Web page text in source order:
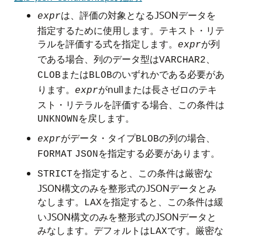
exprは、評価の対象となるJSONデータを
指定するために使用します。テキスト・リテ
ラルを評価する式を指定します。
exprが列
である場合、列のデータ型はVARCHAR2
CLOB またはBLOBのいずれかである必要があ
ります。
exprがnullまたは長さゼロのテキ
スト・リテラルを評価する場合、この条件は
UNKNOWNを戻します。
exprがデータ・タイプBLOBの列の場合、
FORMAT JSONを指定する必要があります。
STRICTを指定すると、この条件は厳密な
JSON構文のみを整形式のJSONデータとみ
なします。
LAXを指定すると、この条件は緩
いJSON構文のみを整形式のJSONデータと
みなします。デフォルトはLAXです。厳密な